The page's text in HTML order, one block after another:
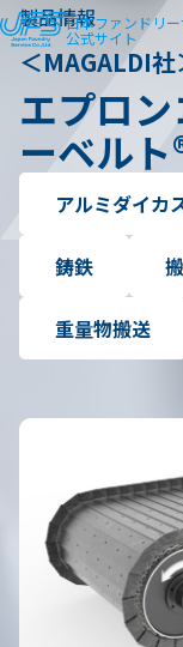
日本ファンドリ
公式サイト
製品情報
＜MAGALDI社
エプロ
ーベルト
アルミダイカ
鋳鉄
重量物搬送